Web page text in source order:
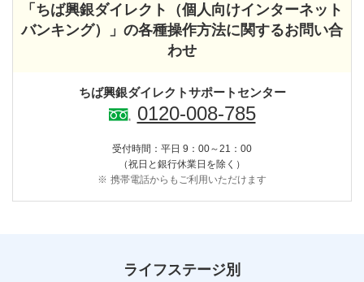
「ちば興銀ダイレクト（個人向けインターネット
バンキング）」の各種操作方法に関するお問い合
わせ
ちば興銀ダイレクトサポートセンター
0120-008-785
受付時間：平日 9：00～21：00
（祝日と銀行休業日を除く）
※ 携帯電話からもご利用いただけます
ライフステージ別